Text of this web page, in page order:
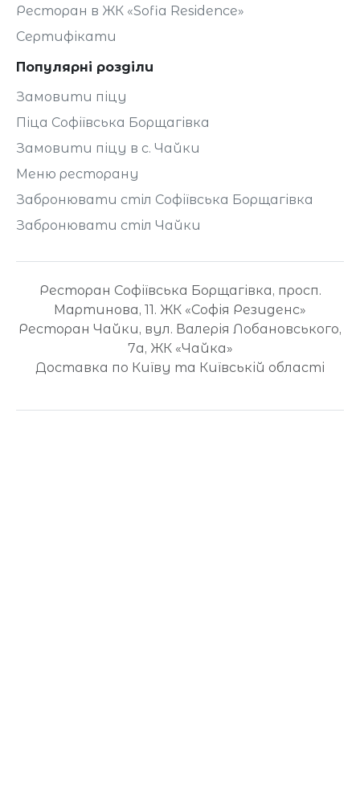
Ресторан в ЖК «Sofia Residence»
Сертифікати
Популярні розділи
Замовити піцу
Піца Софіївська Борщагівка
Замовити піцу в с. Чайки
Меню ресторану
Забронювати стіл Софіївська Борщагівка
Забронювати стіл Чайки
Ресторан Софіївська Борщагівка, просп.
Мартинова, 11. ЖК «Софія Резиденс»
Ресторан Чайки, вул. Валерія Лобановського,
7а, ЖК «Чайка»
Доставка по Київу та Київській області